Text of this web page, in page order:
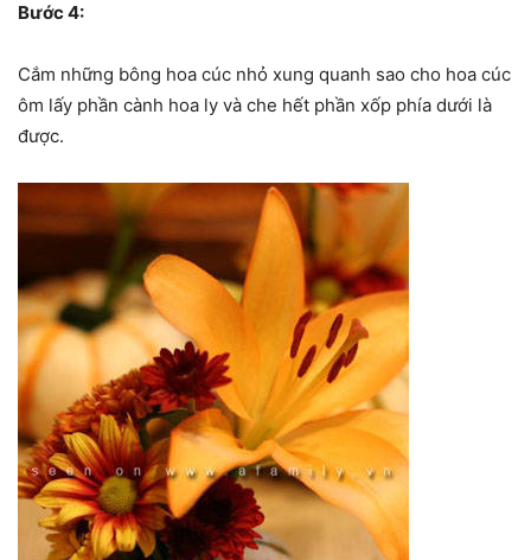
Bước 4:
Cắm những bông hoa cúc nhỏ xung quanh sao cho hoa cúc
ôm lấy phần cành hoa ly và che hết phần xốp phía dưới là
được.